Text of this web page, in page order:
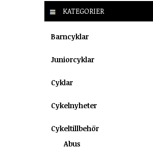
KATEGORIER
Barncyklar
Juniorcyklar
Cyklar
Cykelnyheter
Cykeltillbehör
Abus